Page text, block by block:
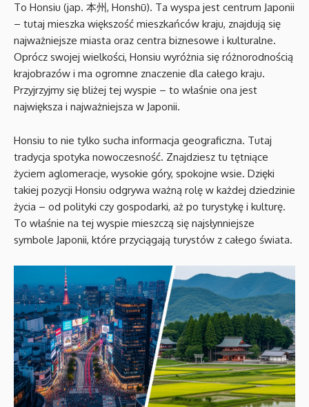
To Honsiu (jap. 本州, Honshū). Ta wyspa jest centrum Japonii
– tutaj mieszka większość mieszkańców kraju, znajdują się
najważniejsze miasta oraz centra biznesowe i kulturalne.
Oprócz swojej wielkości, Honsiu wyróżnia się różnorodnością
krajobrazów i ma ogromne znaczenie dla całego kraju.
Przyjrzyjmy się bliżej tej wyspie – to właśnie ona jest
największa i najważniejsza w Japonii.
Honsiu to nie tylko sucha informacja geograficzna. Tutaj
tradycja spotyka nowoczesność. Znajdziesz tu tętniące
życiem aglomeracje, wysokie góry, spokojne wsie. Dzięki
takiej pozycji Honsiu odgrywa ważną rolę w każdej dziedzinie
życia – od polityki czy gospodarki, aż po turystykę i kulturę.
To właśnie na tej wyspie mieszczą się najsłynniejsze
symbole Japonii, które przyciągają turystów z całego świata.